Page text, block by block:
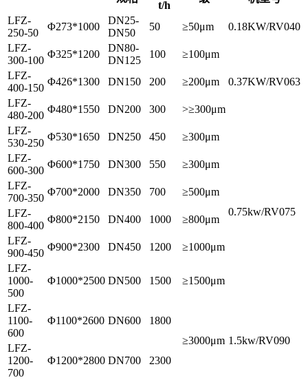
t/h
LFZ-
250-50
Φ273*1000
DN25-
DN50
50 ≥50μm
0.18KW/RV040
LFZ-
300-100
Φ325*1200
DN80-
DN125
100 ≥100μm
0.37KW/RV063
LFZ-
400-150
Φ426*1300 DN150 200
≥200μm
LFZ-
480-200
Φ480*1550 DN200 300
>≥300μm
LFZ-
530-250
Φ530*1650 DN250 450 ≥300μm
0.75kw/RV075
LFZ-
600-300
Φ600*1750 DN300 550
≥300μm
LFZ-
700-350
Φ700*2000 DN350 700
≥500μm
LFZ-
800-400
Φ800*2150 DN400 1000
≥800μm
LFZ-
900-450
Φ900*2300 DN450 1200
≥1000μm
LFZ-
1000-
500
Φ1000*2500 DN500 1500 ≥1500μm
LFZ-
1100-
600
Φ1100*2600 DN600
1800
≥3000μm 1.5kw/RV090
LFZ-
1200-
700
Φ1200*2800 DN700 2300